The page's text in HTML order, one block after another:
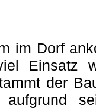
im Dorf
Einsatz
der